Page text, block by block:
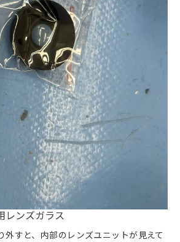
レンズガラス
外すと、内部のレンズユニットが見えて